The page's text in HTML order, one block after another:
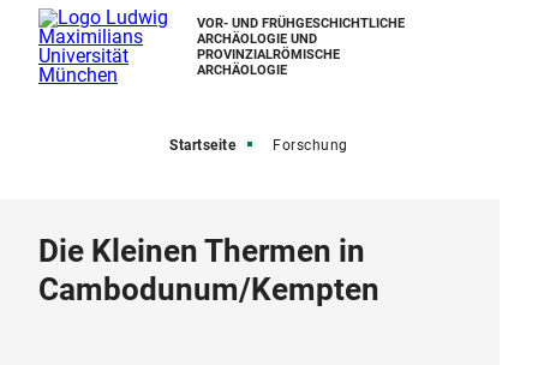
VOR- UND FRÜHGESCHICHTLICHE
ARCHÄOLOGIE UND
PROVINZIALRÖMISCHE
ARCHÄOLOGIE
Startseite Forschung
Die Kleinen Thermen in
Cambodunum/Kempten